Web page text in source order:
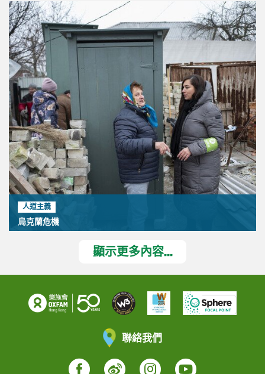
人道主義
烏克蘭危機
顯示更多內容...
聯絡我們